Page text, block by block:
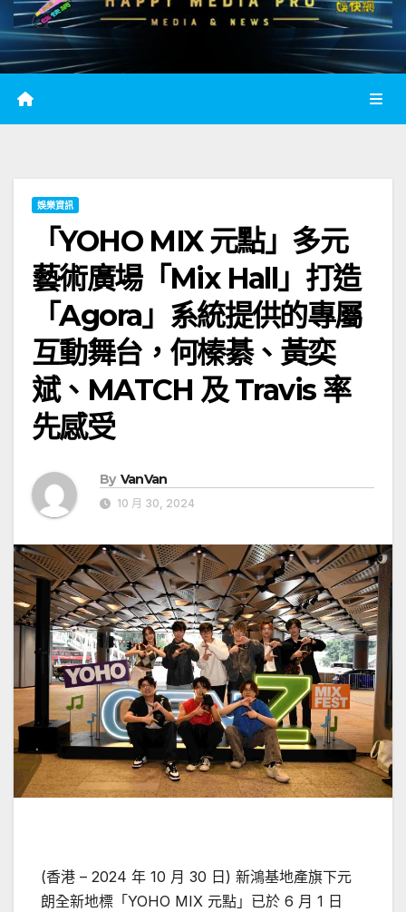
娛樂資訊
「YOHO MIX 元點」多元
藝術廣場「Mix Hall」打造
「Agora」系統提供的專屬
互動舞台，何榛綦、黃奕
斌、MATCH 及 Travis 率
先感受
By VanVan
10 月 30, 2024
(香港 – 2024 年 10 月 30 日) 新鴻基地產旗下元
朗全新地標「YOHO MIX 元點」已於 6 月 1 日